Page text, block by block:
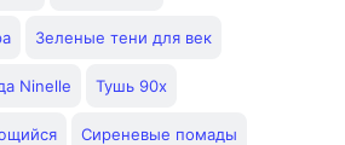
Зеленые тени для век
Ninelle Тушь 90х
Сиреневые помады